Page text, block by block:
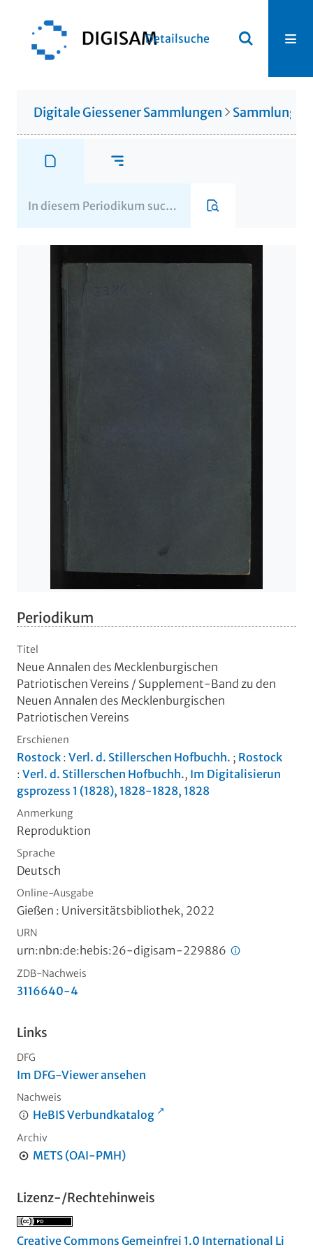
Detailsuche
Digitale Giessener Sammlungen Sammlung
Periodikum
Titel
Neue Annalen des Mecklenburgischen
Patriotischen Vereins / Supplement-Band zu den
Neuen Annalen des Mecklenburgischen
Patriotischen Vereins
Erschienen
Rostock : Verl. d. Stillerschen Hofbuchh. ; Rostock
: Verl. d. Stillerschen Hofbuchh., Im Digitalisierun
gsprozess 1 (1828), 1828-1828, 1828
Anmerkung
Reproduktion
Sprache
Deutsch
Online-Ausgabe
Gießen : Universitätsbibliothek, 2022
URN
urn:nbn:de:hebis:26-digisam-229886
ZDB-Nachweis
3116640-4
Links
DFG
Im DFG-Viewer ansehen
Nachweis
HeBIS Verbundkatalog
Archiv
METS (OAI-PMH)
Lizenz-/Rechtehinweis
Creative Commons Gemeinfrei 1.0 International Li